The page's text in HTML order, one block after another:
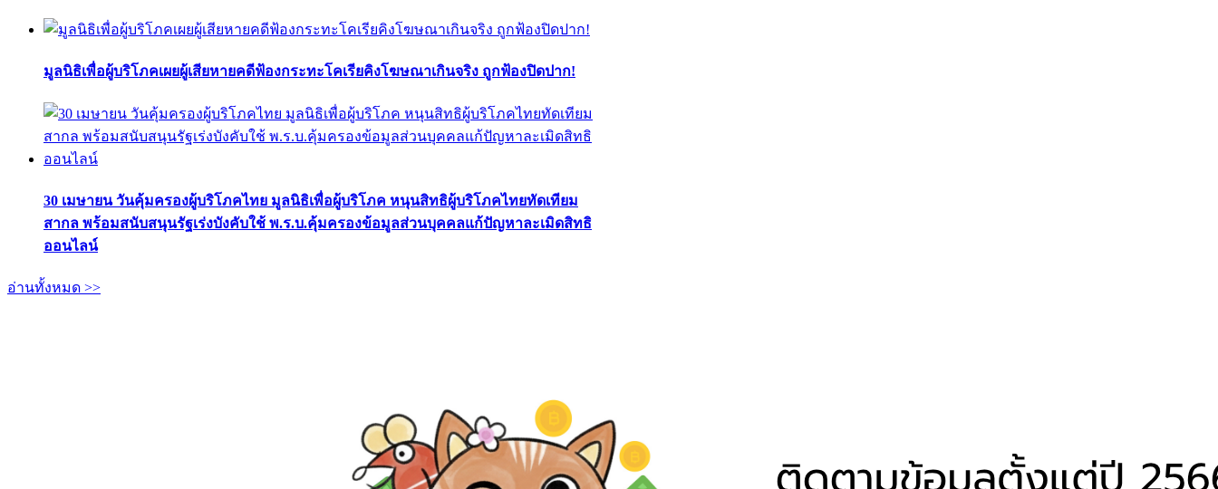
มูลนิธิเพื่อผู้บริโภคเผยผู้เสียหายคดีฟ้องกระทะโคเรียคิงโฆษณาเกินจริง ถูกฟ้องปิดปาก!
30 เมษายน วันคุ้มครองผู้บริโภคไทย มูลนิธิเพื่อผู้บริโภค หนุนสิทธิผู้บริโภคไทยทัดเทียม
สากล พร้อมสนับสนุนรัฐเร่งบังคับใช้ พ.ร.บ.คุ้มครองข้อมูลส่วนบุคคลแก้ปัญหาละเมิดสิทธิ
ออนไลน์
อ่านทั้งหมด >>